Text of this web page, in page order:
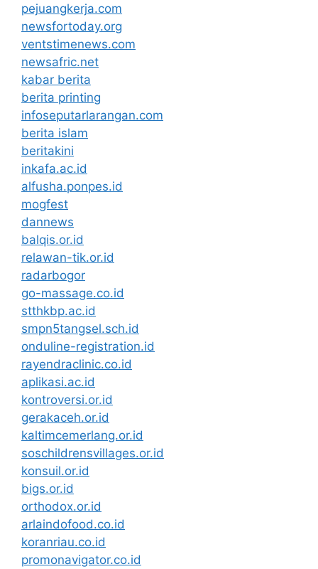
pejuangkerja.com
newsfortoday.org
ventstimenews.com
newsafric.net
kabar berita
berita printing
infoseputarlarangan.com
berita islam
beritakini
inkafa.ac.id
alfusha.ponpes.id
mogfest
dannews
balqis.or.id
relawan-tik.or.id
radarbogor
go-massage.co.id
stthkbp.ac.id
smpn5tangsel.sch.id
onduline-registration.id
rayendraclinic.co.id
aplikasi.ac.id
kontroversi.or.id
gerakaceh.or.id
kaltimcemerlang.or.id
soschildrensvillages.or.id
konsuil.or.id
bigs.or.id
orthodox.or.id
arlaindofood.co.id
koranriau.co.id
promonavigator.co.id